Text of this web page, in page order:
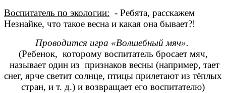
Воспитатель по экологии: - Ребята, расскажем
Незнайке, что такое весна и какая она бывает?!
Проводится игра «Волшебный мяч».
(Ребенок, которому воспитатель бросает мяч,
называет один из признаков весны (например, тает
снег, ярче светит солнце, птицы прилетают из тёплых
стран, и т. д.) и возвращает его воспитателю)